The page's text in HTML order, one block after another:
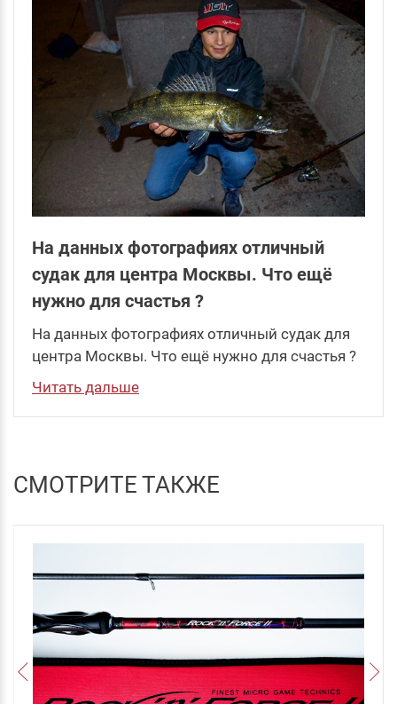
На данных фотографиях отличный
судак для центра Москвы. Что ещё
нужно для счастья ?
На данных фотографиях отличный судак для
центра Москвы. Что ещё нужно для счастья ?
Читать дальше
СМОТРИТЕ ТАКЖЕ